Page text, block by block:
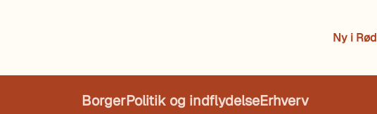
Ny i
BorgerPolitik og indflydelseErhverv